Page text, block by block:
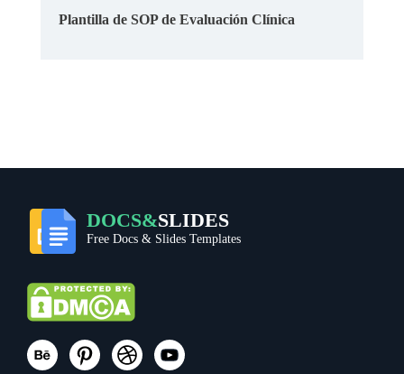
Plantilla de SOP de Evaluación Clínica
DOCS&SLIDES
Free Docs & Slides Templates